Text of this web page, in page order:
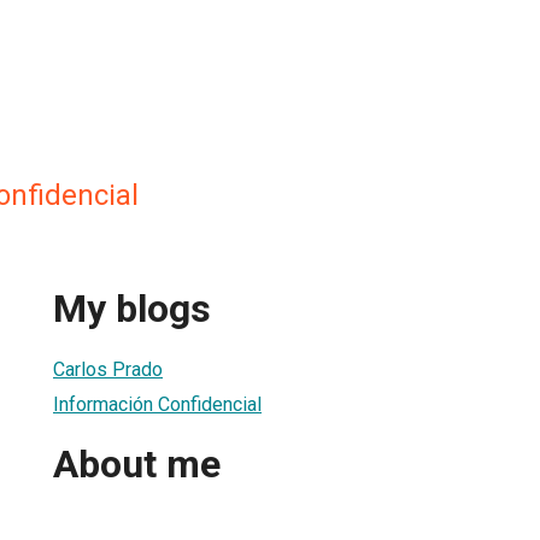
My blogs
Carlos Prado
Información Confidencial
About me